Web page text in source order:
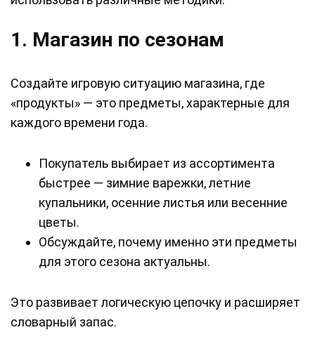
1. Магазин по сезонам
Создайте игровую ситуацию магазина, где
«продукты» — это предметы, характерные для
каждого времени года.
Покупатель выбирает из ассортимента
быстрее — зимние варежки, летние
купальники, осенние листья или весенние
цветы.
Обсуждайте, почему именно эти предметы
для этого сезона актуальны.
Это развивает логическую цепочку и расширяет
словарный запас.